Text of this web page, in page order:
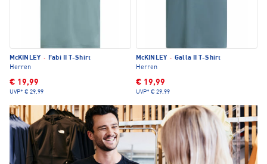
McKINLEY ·
Fabi II T-Shirt
Herren
€ 19,99
UVP* € 29,99
McKINLEY · Galla II T-Shirt
Herren
€ 19,99
UVP* € 29,99